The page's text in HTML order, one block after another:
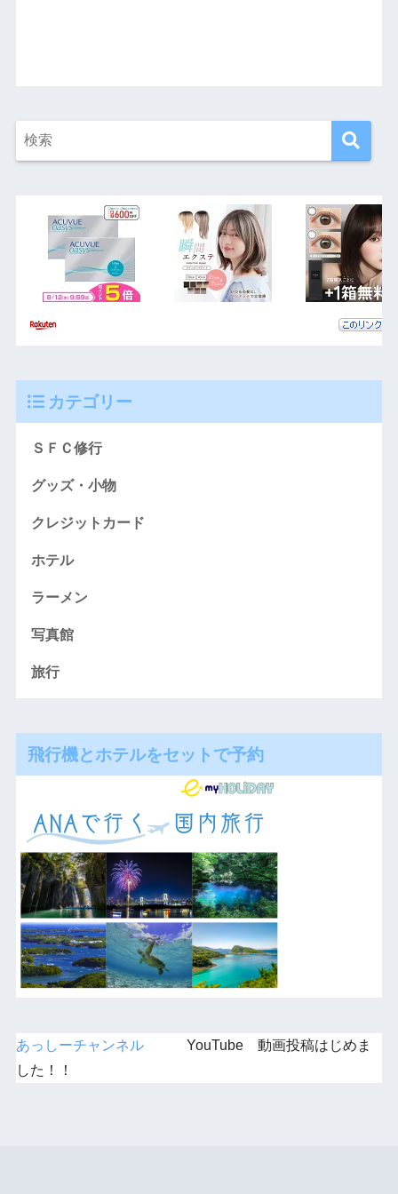
カテゴリー
ＳＦＣ修行
グッズ・小物
クレジットカード
ホテル
ラーメン
写真館
旅行
飛行機とホテルをセットで予約
あっしーチャンネルYouTube 動画投稿はじめま
した！！